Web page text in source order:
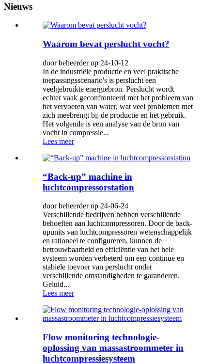
Nieuws
Waarom bevat perslucht vocht?
door beheerder op 24-10-12
In de industriële productie en veel praktische
toepassingsscenario's is perslucht een
veelgebruikte energiebron. Perslucht wordt
echter vaak geconfronteerd met het probleem van
het vervoeren van water, wat veel problemen met
zich meebrengt bij de productie en het gebruik.
Het volgende is een analyse van de bron van
vocht in compressie...
Lees meer
“Back-up” machine in
luchtcompressorstation
door beheerder op 24-06-24
Verschillende bedrijven hebben verschillende
behoeften aan luchtcompressoren. Door de back-
upunits van luchtcompressoren wetenschappelijk
en rationeel te configureren, kunnen de
betrouwbaarheid en efficiëntie van het hele
systeem worden verbeterd om een ​​continue en
stabiele toevoer van perslucht onder
verschillende omstandigheden te garanderen.
Geluid...
Lees meer
Flow monitoring technologie-
oplossing van massastroommeter in
luchtcompressiesysteem